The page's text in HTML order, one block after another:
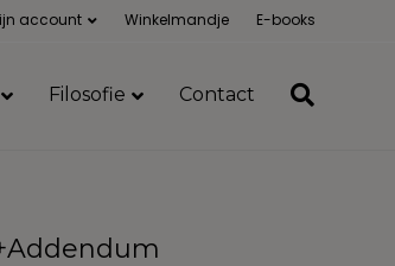
account Winkelmandje E-books
Filosofie Contact